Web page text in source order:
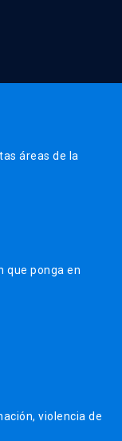
áreas de la
que ponga en
violencia de